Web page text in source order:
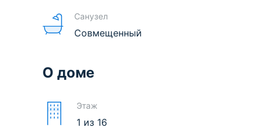
Санузел
Совмещенный
О доме
Этаж
1 из 16